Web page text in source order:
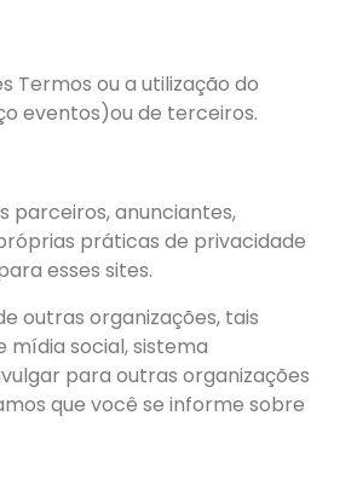
Termos ou a utilização do
eventos)ou de terceiros.
parceiros, anunciantes,
práticas de privacidade
esses sites.
outras organizações, tais
mídia social, sistema
para outras organizações
que você se informe sobre